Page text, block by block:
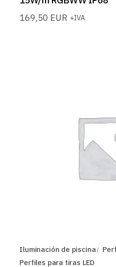
169,50 EUR +IVA
Iluminación de piscina
Perfiles para tiras LED